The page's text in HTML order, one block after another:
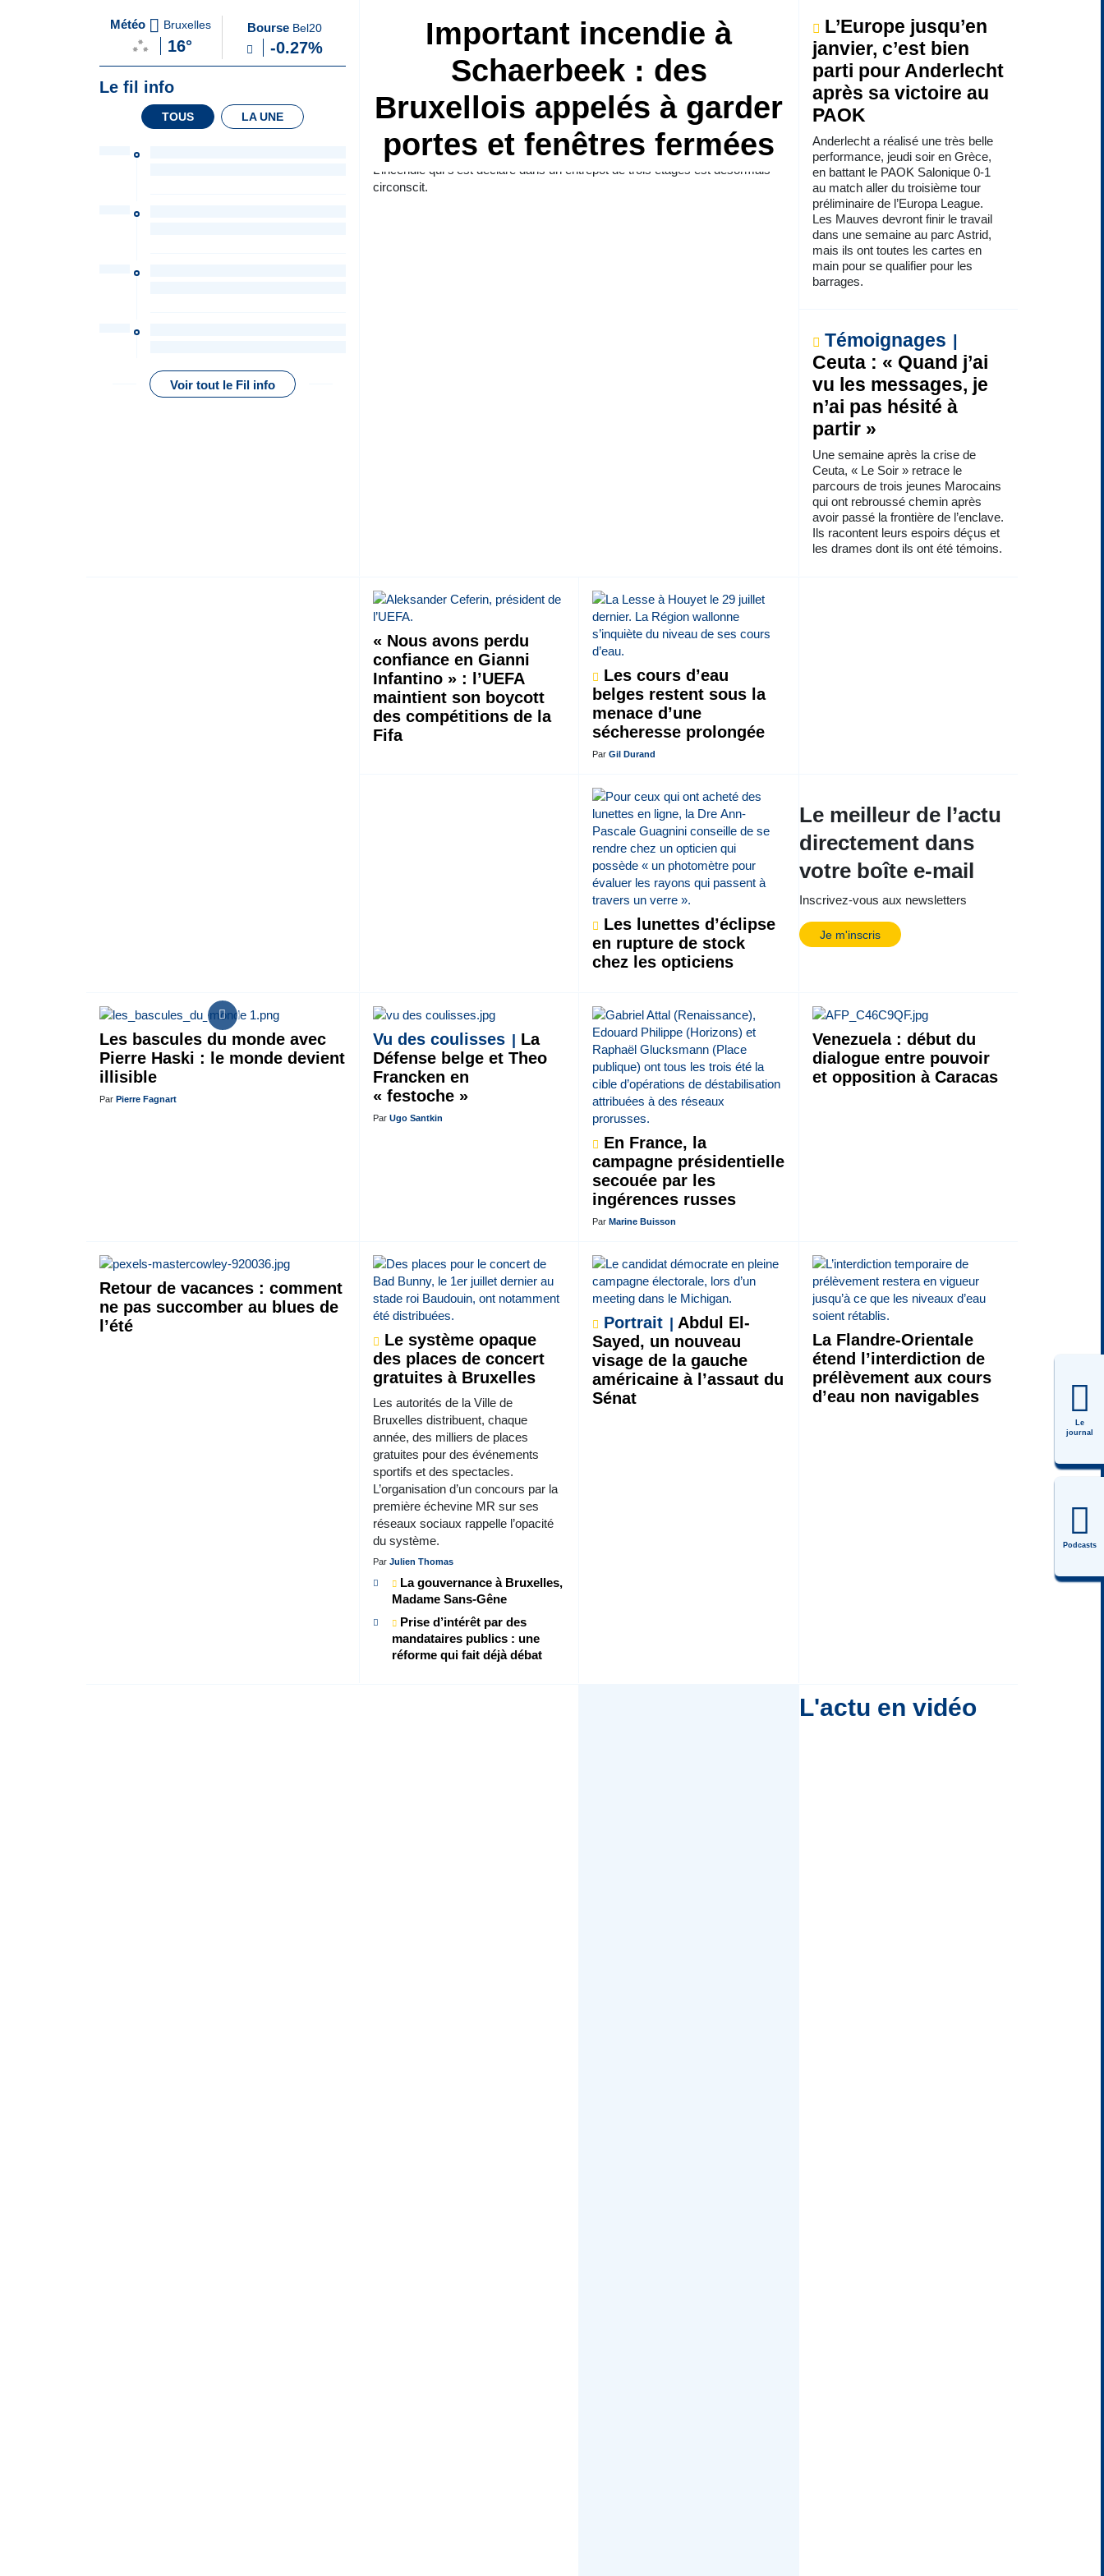
Le
journal
Podcasts
du Soir
Une
Important incendie à
Schaerbeek : des
Bruxellois appelés à garder
portes et fenêtres fermées
L’incendie qui s’est déclaré dans un entrepôt de trois étages est désormais
circonscit.
L’Europe jusqu’en
janvier, c’est bien
parti pour Anderlecht
après sa victoire au
PAOK
Anderlecht a réalisé une très belle
performance, jeudi soir en Grèce,
en battant le PAOK Salonique 0-1
au match aller du troisième tour
préliminaire de l’Europa League.
Les Mauves devront finir le travail
dans une semaine au parc Astrid,
mais ils ont toutes les cartes en
main pour se qualifier pour les
barrages.
Témoignages
Ceuta : « Quand j’ai
vu les messages, je
n’ai pas hésité à
partir »
Une semaine après la crise de
Ceuta, « Le Soir » retrace le
parcours de trois jeunes Marocains
qui ont rebroussé chemin après
avoir passé la frontière de l’enclave.
Ils racontent leurs espoirs déçus et
les drames dont ils ont été témoins.
« Nous avons perdu
confiance en Gianni
Infantino » : l’UEFA
maintient son boycott
des compétitions de la
Fifa
Les cours d’eau
belges restent sous la
menace d’une
sécheresse prolongée
ParGil Durand
Les lunettes d’éclipse
en rupture de stock
chez les opticiens
Météo Bruxelles
16°
Bourse Bel20
-0.27%
Le fil info
LA UNE
TOUS
Voir tout le Fil info
Le meilleur de l’actu
directement dans
votre boîte e-mail
Inscrivez-vous aux newsletters
Je m'inscris
Les bascules du monde avec
Pierre Haski : le monde devient
illisible
Par Pierre Fagnart
Vu des coulisses
La
Défense belge et Theo
Francken en
« festoche »
Par Ugo Santkin
En France, la
campagne présidentielle
secouée par les
ingérences russes
ParMarine Buisson
Venezuela : début du
dialogue entre pouvoir
et opposition à Caracas
Retour de vacances : comment
ne pas succomber au blues de
l’été
Le système opaque
des places de concert
gratuites à Bruxelles
Les autorités de la Ville de
Bruxelles distribuent, chaque
année, des milliers de places
gratuites pour des événements
sportifs et des spectacles.
L’organisation d’un concours par la
première échevine MR sur ses
réseaux sociaux rappelle l’opacité
du système.
Par Julien Thomas
La gouvernance à Bruxelles,
Madame Sans-Gêne
Prise d’intérêt par des
mandataires publics : une
réforme qui fait déjà débat
Portrait
Abdul El-
Sayed, un nouveau
visage de la gauche
américaine à l’assaut du
Sénat
La Flandre-Orientale
étend l’interdiction de
prélèvement aux cours
d’eau non navigables
L'actu en vidéo